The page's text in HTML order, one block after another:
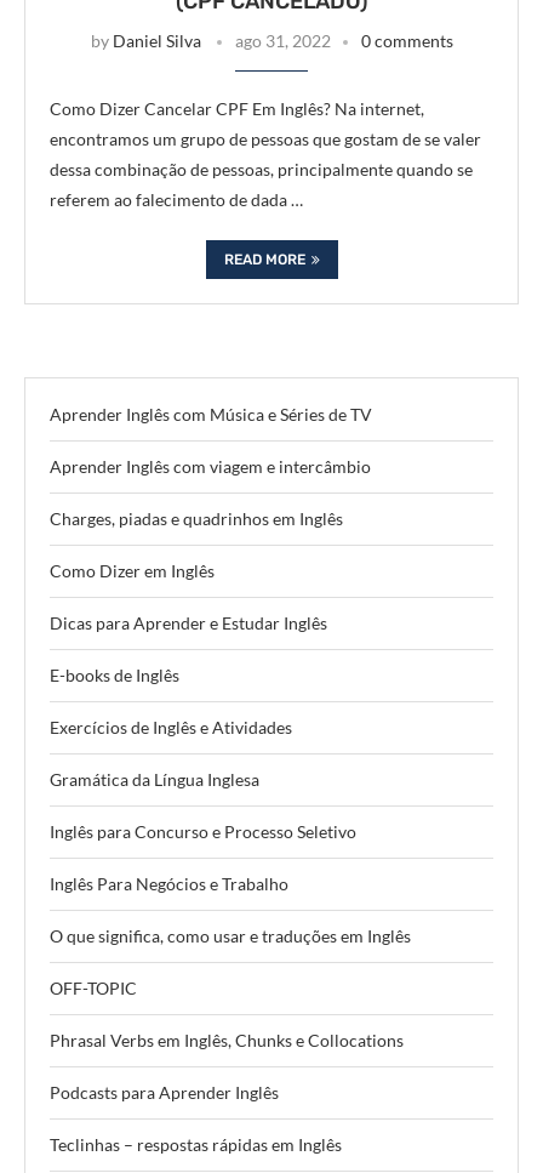
by Daniel Silva ago 31, 2022 0 comments
Como Dizer Cancelar CPF Em Inglês? Na internet,
encontramos um grupo de pessoas que gostam de se valer
dessa combinação de pessoas, principalmente quando se
referem ao falecimento de dada …
READ MORE
Aprender Inglês com Música e Séries de TV
Aprender Inglês com viagem e intercâmbio
Charges, piadas e quadrinhos em Inglês
Como Dizer em Inglês
Dicas para Aprender e Estudar Inglês
E-books de Inglês
Exercícios de Inglês e Atividades
Gramática da Língua Inglesa
Inglês para Concurso e Processo Seletivo
Inglês Para Negócios e Trabalho
O que significa, como usar e traduções em Inglês
OFF-TOPIC
Phrasal Verbs em Inglês, Chunks e Collocations
Podcasts para Aprender Inglês
Teclinhas – respostas rápidas em Inglês